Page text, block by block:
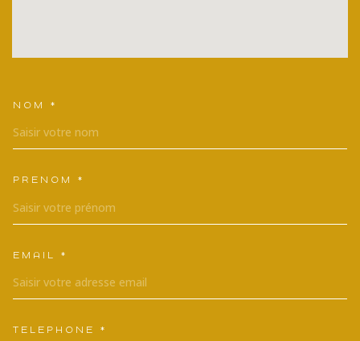
TRAD_MELTEM_VOSCOORDONNEES
NOM *
PRÉNOM *
EMAIL *
TÉLÉPHONE *